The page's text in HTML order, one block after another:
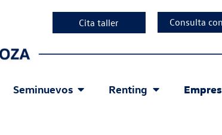
Cita taller Consulta
Seminuevos Renting